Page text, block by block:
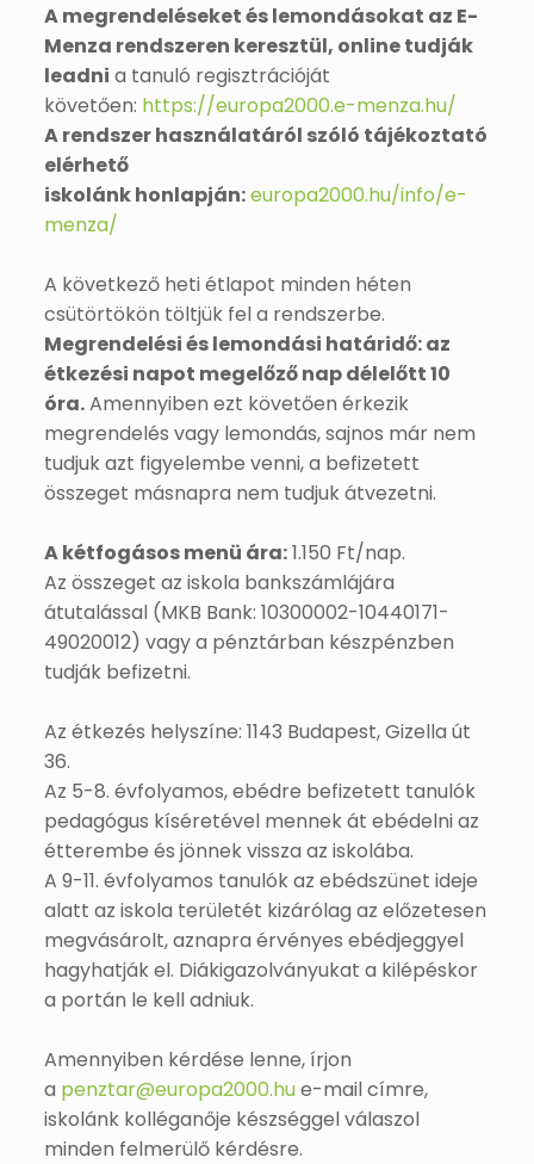
A megrendeléseket és lemondásokat az E-
Menza rendszeren keresztül, online tudják
leadni a tanuló regisztrációját
követően: https://europa2000.e-menza.hu/
A rendszer használatáról szóló tájékoztató
elérhető
iskolánk honlapján:europa2000.hu/info/e-
menza/
A következő heti étlapot minden héten
csütörtökön töltjük fel a rendszerbe.
Megrendelési és lemondási határidő: az
étkezési napot megelőző nap délelőtt 10
óra.Amennyiben ezt követően érkezik
megrendelés vagy lemondás, sajnos már nem
tudjuk azt figyelembe venni, a befizetett
összeget másnapra nem tudjuk átvezetni.
A kétfogásos menü ára:1.150 Ft/nap.
Az összeget az iskola bankszámlájára
átutalással (MKB Bank: 10300002-10440171-
49020012) vagy a pénztárban készpénzben
tudják befizetni.
Az étkezés helyszíne: 1143 Budapest, Gizella út
36.
Az 5-8. évfolyamos, ebédre befizetett tanulók
pedagógus kíséretével mennek át ebédelni az
étterembe és jönnek vissza az iskolába.
A 9-11. évfolyamos tanulók az ebédszünet ideje
alatt az iskola területét kizárólag az előzetesen
megvásárolt, aznapra érvényes ebédjeggyel
hagyhatják el. Diákigazolványukat a kilépéskor
a portán le kell adniuk.
Amennyiben kérdése lenne, írjon
a penztar@europa2000.hue-mail címre,
iskolánk kolléganője készséggel válaszol
minden felmerülő kérdésre.